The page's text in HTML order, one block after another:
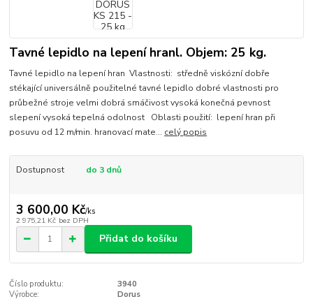
Tavné lepidlo na lepení hranl. Objem: 25 kg.
Tavné lepidlo na lepení hran Vlastnosti: středně viskózní dobře
stékající universálně použitelné tavné lepidlo dobré vlastnosti pro
průbežné stroje velmi dobrá smáčivost vysoká konečná pevnost
slepení vysoká tepelná odolnost Oblasti použití: lepení hran při
posuvu od 12 m/min. hranovací mate... celý popis
Dostupnost do 3 dnů
3 600,00 Kč/ks
2 975,21 Kč bez DPH
Přidat do košíku
Číslo produktu:
3940
Výrobce:
Dorus